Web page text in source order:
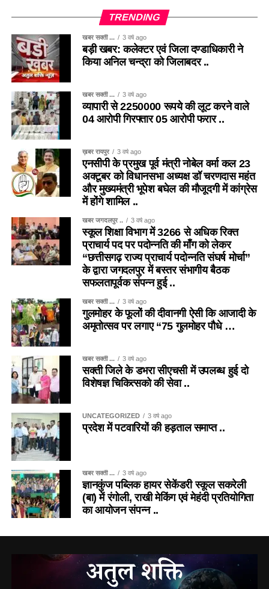
TRENDING
खबर सक्ती ... 3 वर्ष ago
बड़ी खबर: कलेक्टर एवं जिला दण्डाधिकारी ने
किया अनिल चन्द्रा को जिलाबदर ..
खबर सक्ती ... 3 वर्ष ago
व्यापारी से 2250000 रूपये की लूट करने वाले
04 आरोपी गिरफ्तार 05 आरोपी फरार ..
ख़बर रायपुर 3 वर्ष ago
एनसीपी के प्रमुख पूर्व मंत्री नोबेल वर्मा कल 23
अक्टूबर को विधानसभा अध्यक्ष डॉ चरणदास महंत
और मुख्यमंत्री भूपेश बघेल की मौजूदगी में कांग्रेस
में होंगे शामिल ..
खबर जगदलपुर .. 3 वर्ष ago
स्कूल शिक्षा विभाग में 3266 से अधिक रिक्त
प्राचार्य पद पर पदोन्नति की माँग को लेकर
“छत्तीसगढ़ राज्य प्राचार्य पदोन्नति संघर्ष मोर्चा”
के द्वारा जगदलपुर में बस्तर संभागीय बैठक
सफलतापूर्वक संपन्न हुई ..
खबर सक्ती ... 3 वर्ष ago
गुलमोहर के फूलों की दीवानगी ऐसी कि आजादी के
अमृतोत्सव पर लगाए “75 गुलमोहर पौधे …
खबर सक्ती ... 3 वर्ष ago
सक्ती जिले के डभरा सीएचसी में उपलब्ध हुई दो
विशेषज्ञ चिकित्सको की सेवा ..
UNCATEGORIZED 3 वर्ष ago
प्रदेश में पटवारियों की हड़ताल समाप्त ..
खबर सक्ती ... 3 वर्ष ago
ज्ञानकुंज पब्लिक हायर सेकेंडरी स्कूल सकरेली
(बा) में रंगोली, राखी मेकिंग एवं मेहंदी प्रतियोगिता
का आयोजन संपन्न ..